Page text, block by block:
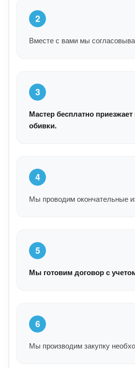
2
Вместе с вами мы
3
Мастер бесплатно
обивки.
4
Мы проводим окончательные
5
Мы готовим договор с
6
Мы производим закупку